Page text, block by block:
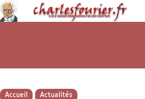
Accueil Actualités